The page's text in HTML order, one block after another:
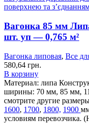
Вагонка 85 мм
шт. уп — 0,765 м²
Вагонка липовая, Все
580,64 грн.
В корзину
Материал: липа
ширины: 70 мм, 85 мм,
смотрите другие
1600, 1700, 1800, 1900
условиям перевозчика.